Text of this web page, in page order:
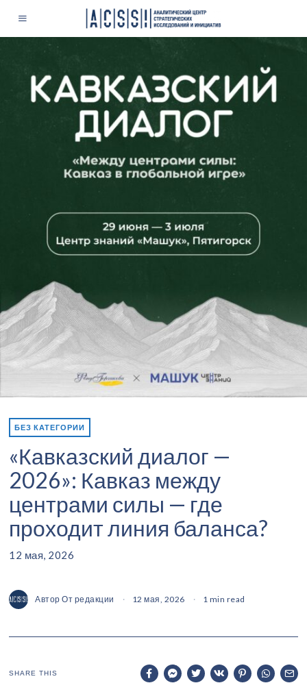
БЕЗ КАТЕГОРИИ
«Кавказский диалог —
2026»: Кавказ между
центрами силы — где
проходит линия баланса?
12 мая, 2026
АвторОт редакции 12 мая, 2026 1 min read
SHARE THIS